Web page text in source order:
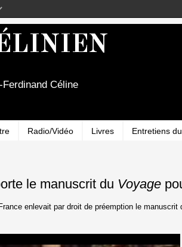
Céline
Radio/Vidéo Livres Entretiens
le manuscrit du Voyage
enlevait par droit de préemption le manuscrit